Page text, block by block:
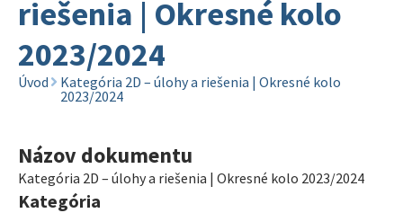
riešenia | Okresné kolo
2023/2024
Úvod
Kategória 2D – úlohy a riešenia | Okresné kolo
2023/2024
Názov dokumentu
Kategória 2D – úlohy a riešenia | Okresné kolo 2023/2024
Kategória